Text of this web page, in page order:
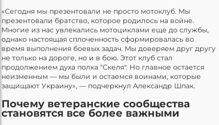
«Сегодня мы презентовали не просто мотоклуб. Мы
презентовали братство, которое родилось на войне.
Многие из нас увлекались мотоциклами еще до службы,
однако настоящая сплоченность сформировалась во
время выполнения боевых задач. Мы доверяем друг другу
не только на дороге, но и в бою. Этот клуб стал
продолжением духа полка "Скеля". Но главное остается
неизменным — мы были и остаемся воинами, которые
защищают Украину», — подчеркнул Александр Шпак.
Почему ветеранские сообщества
становятся все более важными